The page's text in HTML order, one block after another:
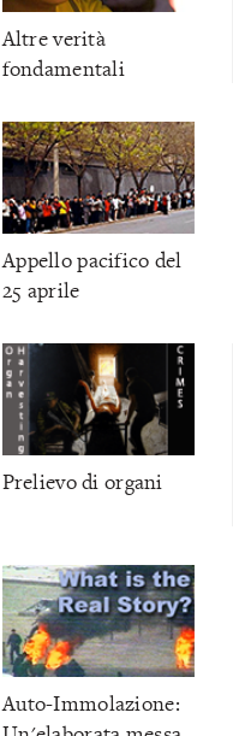
Altre verità
fondamentali
Appello pacifico del
25 aprile
Prelievo di organi
Auto-Immolazione: